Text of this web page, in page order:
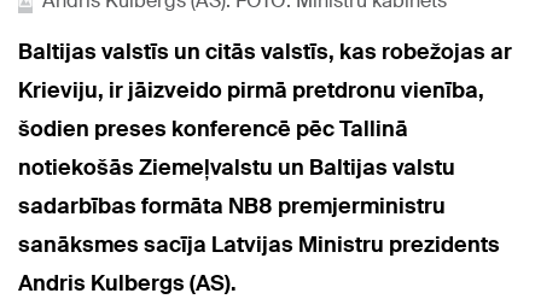
Baltijas valstīs un citās valstīs, kas robežojas ar
Krieviju, ir jāizveido pirmā pretdronu vienība,
šodien preses konferencē pēc Tallinā
notiekošās Ziemeļvalstu un Baltijas valstu
sadarbības formāta NB8 premjerministru
sanāksmes sacīja Latvijas Ministru prezidents
Andris Kulbergs (AS).